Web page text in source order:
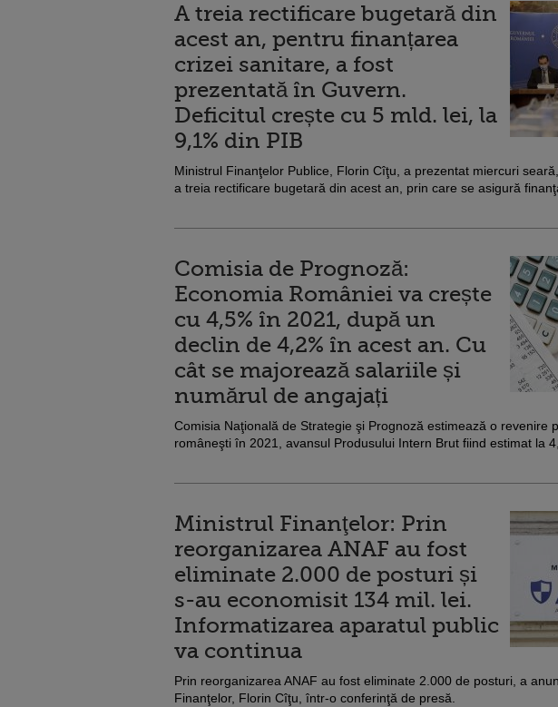
A treia rectificare bugetară din
acest an, pentru finanțarea
crizei sanitare, a fost
prezentată în Guvern.
Deficitul crește cu 5 mld. lei, la
9,1% din PIB
Ministrul Finanţelor Publice, Florin Cîţu, a prezentat miercuri
a treia rectificare bugetară din acest an, prin care se asigură
Comisia de Prognoză:
Economia României va crește
cu 4,5% în 2021, după un
declin de 4,2% în acest an. Cu
cât se majorează salariile și
numărul de angajați
Comisia Naţională de Strategie şi Prognoză estimează o revenire
româneşti în 2021, avansul Produsului Intern Brut fiind estimat la
Ministrul Finanţelor: Prin
reorganizarea ANAF au fost
eliminate 2.000 de posturi și
s-au economisit 134 mil. lei.
Informatizarea aparatul public
va continua
Prin reorganizarea ANAF au fost eliminate 2.000 de posturi, a
Finanţelor, Florin Cîţu, într-o conferinţă de presă.